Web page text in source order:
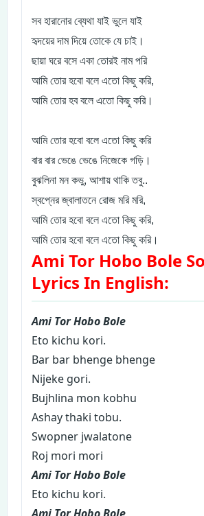
সব হারানোর ব্যেথা যাই ভুলে যাই
হৃদয়ের দাম দিয়ে তোকে যে চাই।
ছায়া ঘরে বসে একা তোরই নাম পরি
আমি তোর হবো বলে এতো কিছু করি,
আমি তোর হব বলে এতো কিছু করি।
আমি তোর হবো বলে এতো কিছু করি
বার বার ভেঙে ভেঙে নিজেকে গড়ি।
বুঝলিনা মন কভু, আশায় থাকি তবু..
স্বপ্নের জ্বালাতনে রোজ মরি মরি,
আমি তোর হবো বলে এতো কিছু করি,
আমি তোর হবো বলে এতো কিছু করি।
Ami Tor Hobo Bole
Lyrics In English:
Ami Tor Hobo Bole
Eto kichu kori.
Bar bar bhenge bhenge
Nijeke gori.
Bujhlina mon kobhu
Ashay thaki tobu.
Swopner jwalatone
Roj mori mori
Ami Tor Hobo Bole
Eto kichu kori.